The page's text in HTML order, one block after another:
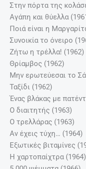
Στην πόρτα της
Αγάπη και θύελλα
Ποιά είναι η
Συνοικία το όνειρο
Ζήτω η τρέλλα! (1962)
Θρίαμβος (1962)
Μην ερωτεύεσαι το
Ταξίδι (1962)
Ένας βλάκας με
Ο διαιτητής (1963)
Ο τρελλάρας (1963)
Αν έχεις τύχη… (1964)
Εξωτικές βιταμίνες
Η χαρτοπαίχτρα (1964)